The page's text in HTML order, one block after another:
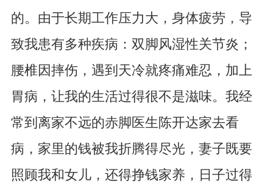
的。由于长期工作压力大，身体疲劳，导
致我患有多种疾病：双脚风湿性关节炎；
腰椎因摔伤，遇到天冷就疼痛难忍，加上
胃病，让我的生活过得很不是滋味。我经
常到离家不远的赤脚医生陈开达家去看
病，家里的钱被我折腾得尽光，妻子既要
照顾我和女儿，还得挣钱家养，日子过得